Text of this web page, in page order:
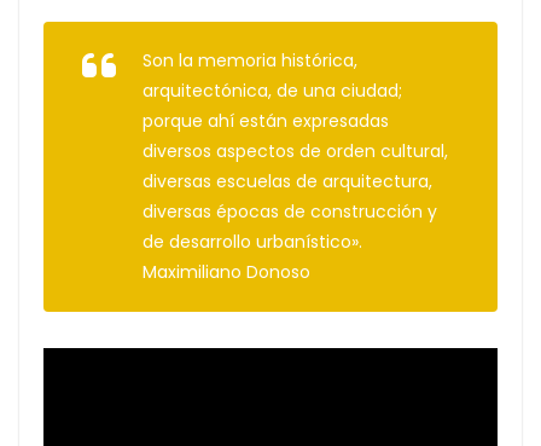
Son la memoria histórica,
arquitectónica, de una ciudad;
porque ahí están expresadas
diversos aspectos de orden cultural,
diversas escuelas de arquitectura,
diversas épocas de construcción y
de desarrollo urbanístico».
Maximiliano Donoso